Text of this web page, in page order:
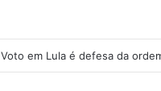
Voto em Lula é defesa da